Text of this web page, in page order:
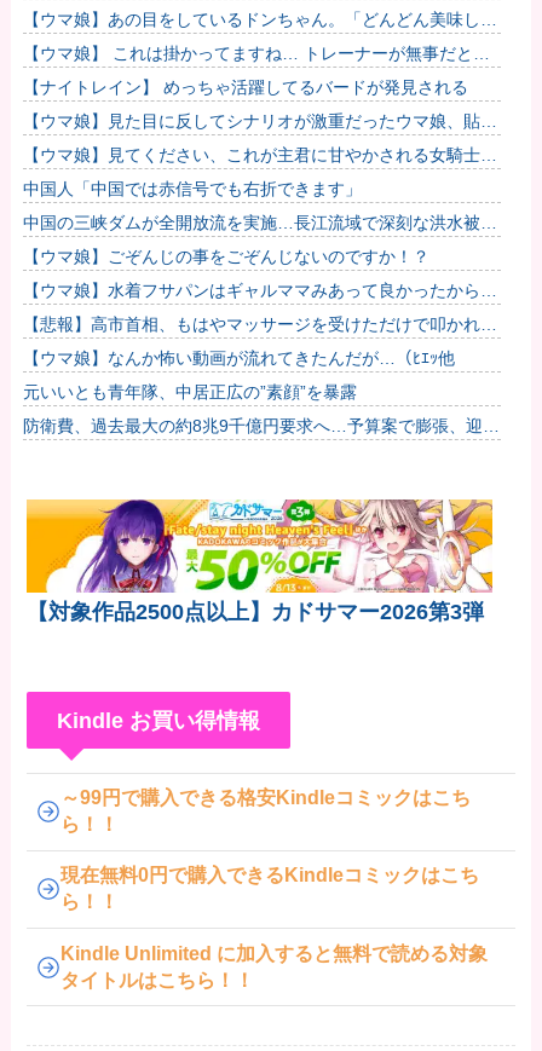
るわな
【ウマ娘】あの目をしているドンちゃん。「どんどん美味しく
実る…♡」
【ウマ娘】 これは掛かってますね… トレーナーが無事だとい
いのですが…
【ナイトレイン】 めっちゃ活躍してるバードが発見される
【ウマ娘】見た目に反してシナリオが激重だったウマ娘、貼
る。
【ウマ娘】見てください、これが主君に甘やかされる女騎士の
姿です。
中国人「中国では赤信号でも右折できます」
中国の三峡ダムが全開放流を実施…長江流域で深刻な洪水被
害！
【ウマ娘】ごぞんじの事をごぞんじないのですか！？
【ウマ娘】水着フサパンはギャルママみあって良かったから引
く
【悲報】高市首相、もはやマッサージを受けただけで叩かれて
しまう他
【ウマ娘】なんか怖い動画が流れてきたんだが…（ﾋｴｯ他
元いいとも青年隊、中居正広の”素顔”を暴露
防衛費、過去最大の約8兆9千億円要求へ…予算案で膨張、迎撃
【対象作品2500点以上】カドサマー2026第3弾
Kindle お買い得情報
～99円で購入できる格安Kindleコミックはこち
ら！！
現在無料0円で購入できるKindleコミックはこち
ら！！
Kindle Unlimited に加入すると無料で読める対象
タイトルはこちら！！